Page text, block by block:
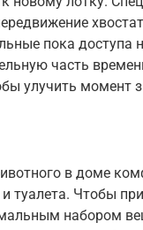
пока доступа
часть
улучить момент
в доме
и туалета. Чтобы
набором